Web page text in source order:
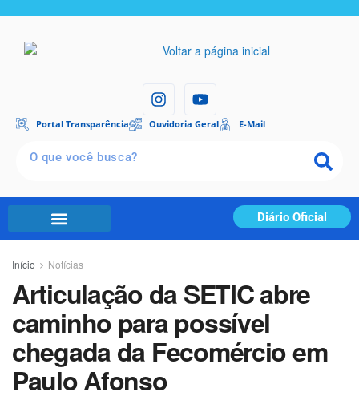
Portal Transparência Ouvidoria Geral E-Mail
Diário Oficial
Início Notícias
Articulação da SETIC abre
caminho para possível
chegada da Fecomércio em
Paulo Afonso